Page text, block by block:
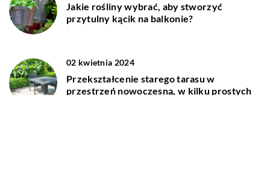
Jakie rośliny wybrać, aby stworzyć
przytulny kącik na balkonie?
02 kwietnia 2024
Przekształcenie starego tarasu w
przestrzeń nowoczesną, w kilku prostych